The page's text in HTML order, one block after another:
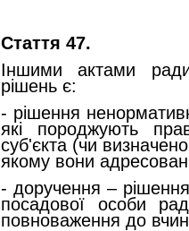
Стаття 47.
Іншими актами
рішень є:
- рішення
які породжують
суб'єкта (чи
якому вони
- доручення –
посадової особи
повноваження до